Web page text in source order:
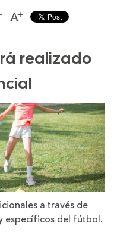
Aumentar
la
letra
Disminuir
la
letra
realizado
a través de
específicos del fútbol.